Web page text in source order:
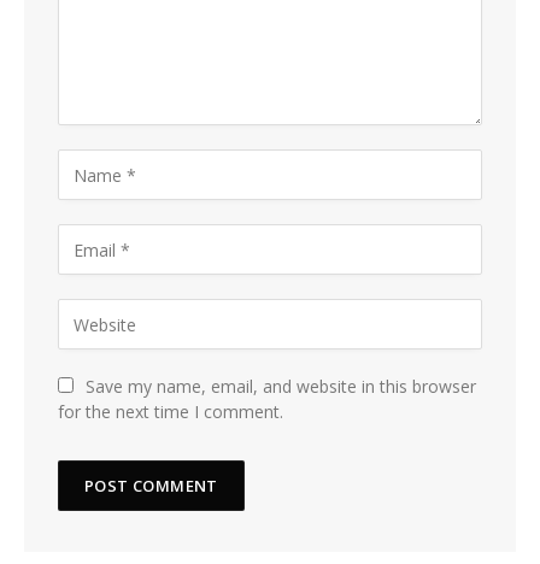
Save my name, email, and website in this browser
for the next time I comment.